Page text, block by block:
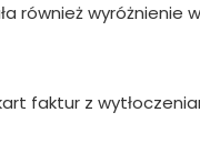
również wyróżnienie
faktur z